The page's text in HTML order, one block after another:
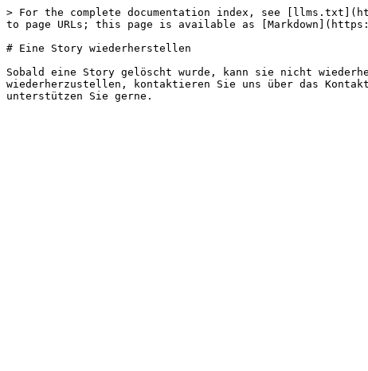
> For the complete documentation index, see
to page URLs; this page is available as
# Eine Story wiederherstellen
Sobald eine Story gelöscht wurde, kann sie nicht
wiederherzustellen, kontaktieren Sie uns über das